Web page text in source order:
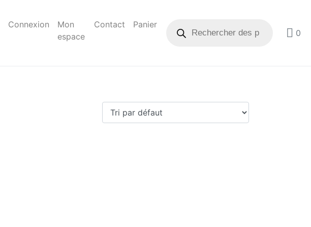
Connexion
Mon
espace
Contact
Panier
0